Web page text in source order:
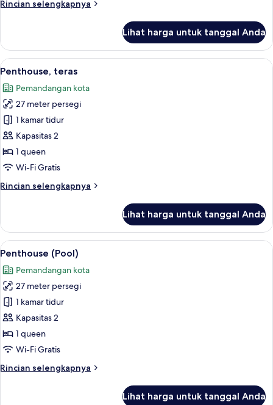
Rincian selengkapnya
Rincian
Suite
Junior,
teras
Lihat harga untuk tanggal Anda
Lihat
semua
foto
untuk
Penthouse,
teras
Penthouse, teras | Selimut bulu
8
Penthouse, teras
Pemandangan kota
27 meter persegi
1 kamar tidur
Kapasitas 2
1 queen
Wi-Fi Gratis
Rincian selengkapnya
Rincian
Penthouse,
teras
Lihat harga untuk tanggal Anda
Lihat
semua
foto
untuk
Penthouse
(Pool)
11
Penthouse (Pool)
Pemandangan kota
27 meter persegi
1 kamar tidur
Kapasitas 2
1 queen
Wi-Fi Gratis
Rincian selengkapnya
Rincian
Lihat harga untuk tanggal Anda